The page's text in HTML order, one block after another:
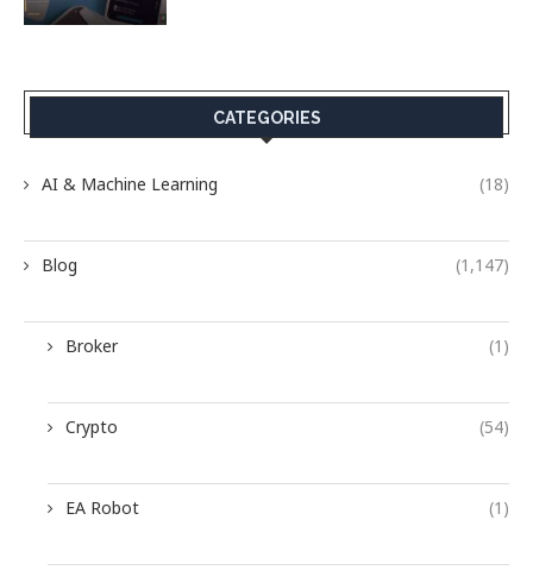
CATEGORIES
AI & Machine Learning (18)
Blog (1,147)
Broker (1)
Crypto (54)
EA Robot (1)